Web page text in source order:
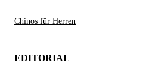
Chinos für Herren
EDITORIAL